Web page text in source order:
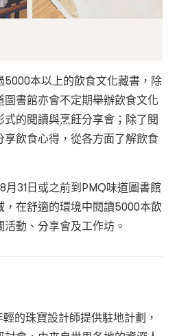
本以上的飲食文化藏書，除
書館亦會不定期舉辦飲食文化
的閱讀與烹飪分享會；除了閱
飲食心得，從各方面了解飲食
31日或之前到PMQ味道圖書館
在舒適的環境中閱讀5000本飲
動、分享會及工作坊。
的珠寶設計師提供駐地計劃，